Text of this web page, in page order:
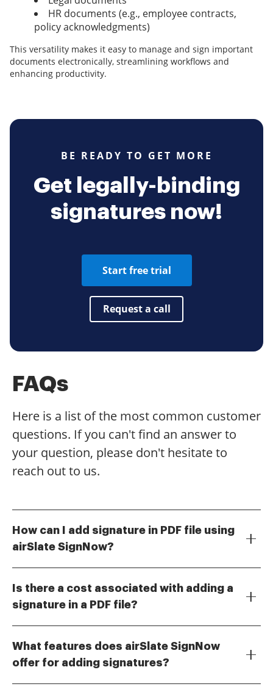
HR documents (e.g., employee contracts,
policy acknowledgments)
This versatility makes it easy to manage and sign important
documents electronically, streamlining workflows and
enhancing productivity.
BE READY TO GET MORE
Get legally-binding
signatures now!
Start free trial
Request a call
FAQs
Here is a list of the most common customer
questions. If you can't find an answer to
your question, please don't hesitate to
reach out to us.
How can I add signature in PDF file using
airSlate SignNow?
Signature' option, and follow the prompts to create
or upload your signature. Once added, you can
Is there a cost associated with adding a
signature in a PDF file?
can choose a plan that fits your business needs, and
there is a free trial available to explore the features
What features does airSlate SignNow
offer for adding signatures?